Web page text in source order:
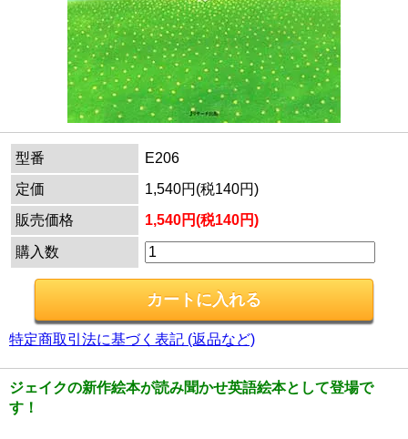
型番
E206
定価
1,540円(税140円)
販売価格
1,540円(税140円)
購入数
特定商取引法に基づく表記 (返品など)
ジェイクの新作絵本が読み聞かせ英語絵本として登場で
す！